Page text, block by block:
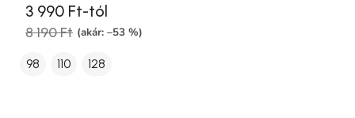
3 990 Ft-tól
8 190 Ft (akár: –53 %)
98 110 128